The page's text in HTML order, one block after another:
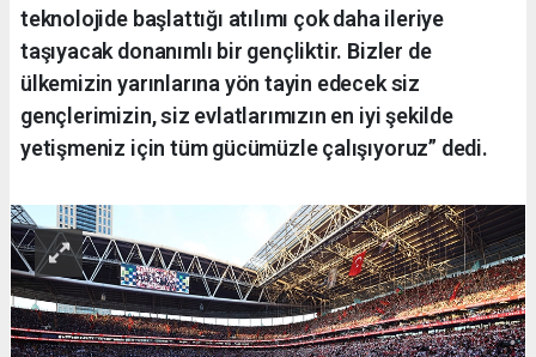
teknolojide başlattığı atılımı çok daha ileriye
taşıyacak donanımlı bir gençliktir. Bizler de
ülkemizin yarınlarına yön tayin edecek siz
gençlerimizin, siz evlatlarımızın en iyi şekilde
yetişmeniz için tüm gücümüzle çalışıyoruz” dedi.